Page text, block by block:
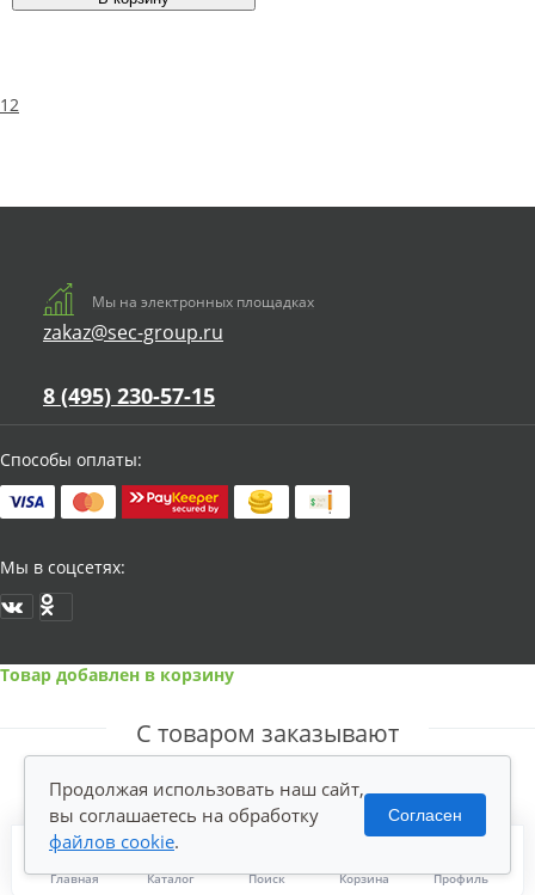
Главная Каталог Поиск Корзина Профиль
12
Мы на электронных площадках
zakaz@sec-group.ru
8 (495) 230-57-15
Способы оплаты:
Мы в соцсетях:
Товар добавлен в корзину
С товаром заказывают
Продолжая использовать наш сайт,
вы соглашаетесь на обработку
файлов cookie.
Согласен